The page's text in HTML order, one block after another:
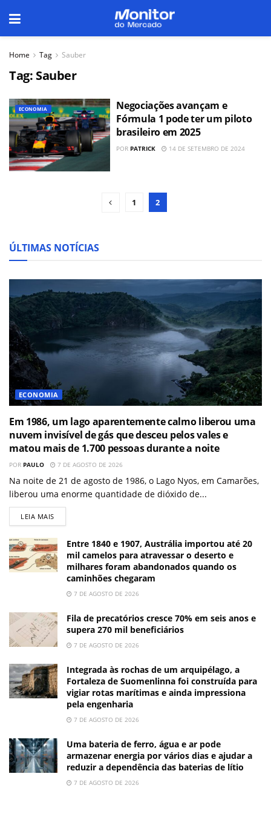
Home Tag Sauber
Tag: Sauber
ECONOMIA
Negociações avançam e
Fórmula 1 pode ter um piloto
brasileiro em 2025
POR PATRICK 14 DE SETEMBRO DE 2024
1 2
ÚLTIMAS NOTÍCIAS
ECONOMIA
Em 1986, um lago aparentemente calmo liberou uma
nuvem invisível de gás que desceu pelos vales e
matou mais de 1.700 pessoas durante a noite
POR PAULO 7 DE AGOSTO DE 2026
Na noite de 21 de agosto de 1986, o Lago Nyos, em Camarões,
liberou uma enorme quantidade de dióxido de...
LEIA MAIS
Entre 1840 e 1907, Austrália importou até 20
mil camelos para atravessar o deserto e
milhares foram abandonados quando os
caminhões chegaram
7 DE AGOSTO DE 2026
Fila de precatórios cresce 70% em seis anos e
supera 270 mil beneficiários
7 DE AGOSTO DE 2026
Integrada às rochas de um arquipélago, a
Fortaleza de Suomenlinna foi construída para
vigiar rotas marítimas e ainda impressiona
pela engenharia
7 DE AGOSTO DE 2026
Uma bateria de ferro, água e ar pode
armazenar energia por vários dias e ajudar a
reduzir a dependência das baterias de lítio
7 DE AGOSTO DE 2026